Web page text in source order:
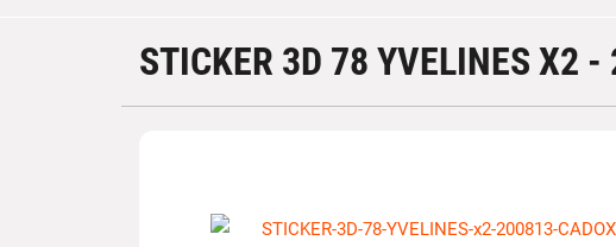
STICKER 3D 78 YVELINES X2